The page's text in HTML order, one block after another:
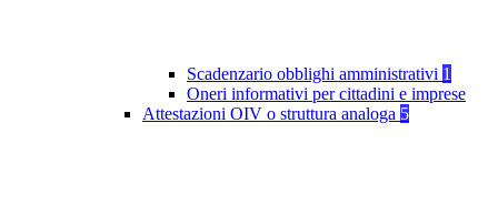
Scadenzario obblighi amministrativi 1
Oneri informativi per cittadini e imprese
Attestazioni OIV o struttura analoga 5